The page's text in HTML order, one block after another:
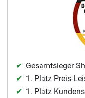
Gesamtsieger
1. Platz Preis-
1. Platz